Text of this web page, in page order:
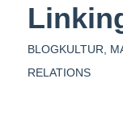
BLOGKULTUR
RELATIONS